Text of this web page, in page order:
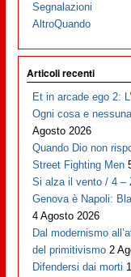
Segnalazioni
AltroQuando
Articoli recenti
Et in arcade ego 2:
Ogni cosa e
Agosto 2026
Quando Dio non
Street Fighting Men
Si alza il vento / 4 –
Genova è Napoli:
4 Agosto 2026
Dal modernismo
del primitivismo 2
Difendersi dai morti